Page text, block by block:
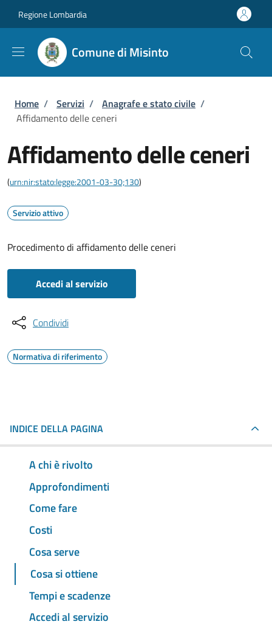
Regione Lombardia
Comune di Misinto
Briciole di pane
Home / Servizi / Anagrafe e stato civile /
Affidamento delle ceneri
Affidamento delle ceneri
(urn:nir:stato:legge:2001-03-30;130)
Servizio attivo
Procedimento di affidamento delle ceneri
Accedi al servizio
Condividi
Normativa di riferimento
INDICE DELLA PAGINA
A chi è rivolto
Approfondimenti
Come fare
Costi
Cosa serve
Cosa si ottiene
Tempi e scadenze
Accedi al servizio